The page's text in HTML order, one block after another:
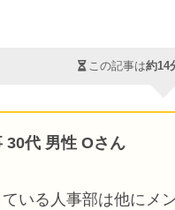
この記事は約14
30代 男性 Oさん
いる人事部は他にメ